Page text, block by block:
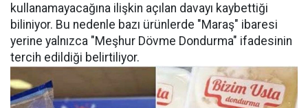
kullanamayacağına ilişkin açılan davayı kaybettiği
biliniyor. Bu nedenle bazı ürünlerde "Maraş" ibaresi
yerine yalnızca "Meşhur Dövme Dondurma" ifadesinin
tercih edildiği belirtiliyor.